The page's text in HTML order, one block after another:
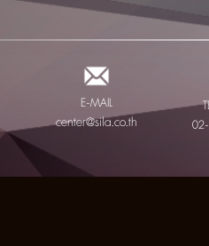
E-MAIL
center@sila.co.th